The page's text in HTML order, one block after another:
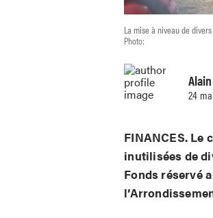
La mise à niveau de
Photo:
24
FINANCES. Le
inutilisées de
Fonds réservé